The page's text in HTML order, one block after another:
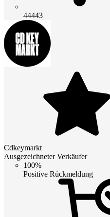
44443
Cdkeymarkt
Ausgezeichneter Verkäufer
100%
Positive Rückmeldung